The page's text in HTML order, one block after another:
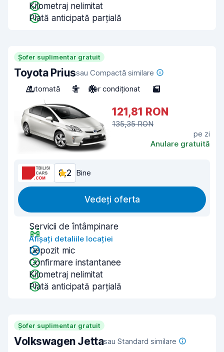
Kilometraj nelimitat
Plată anticipată parțială
Șofer suplimentar gratuit
Toyota Priussau Compactă similare
Automată
5 Aer condiționat 5
121,81 RON
135,35 RON
pe zi
Anulare gratuită
8,2 Bine
Vedeți oferta
Servicii de întâmpinare
Afișați detaliile locației
Depozit mic
Confirmare instantanee
Kilometraj nelimitat
Plată anticipată parțială
Șofer suplimentar gratuit
Volkswagen Jettasau Standard similare